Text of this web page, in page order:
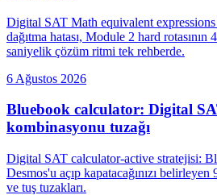
Digital SAT Math equivalent expressions
dağıtma hatası, Module 2 hard
saniyelik çözüm ritmi tek rehberde.
6 Ağustos 2026
Bluebook calculator: Digital
kombinasyonu tuzağı
Digital SAT calculator-active stratejisi:
Desmos'u açıp kapatacağınızı
ve tuş tuzakları.